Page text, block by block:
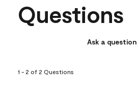
Questions
Ask a question
1 - 2 of 2 Questions